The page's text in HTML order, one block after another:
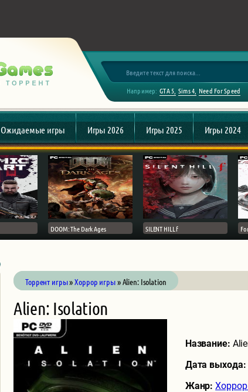
Например: GTA 5 Sims 4 Need For Speed
Ожидаемые игры Игры 2026 Игры 2025 Игры 2024
DOOM: The Dark Ages SILENT HILL f
Торрент игры»Хоррор игры» Alien: Isolation
Alien: Isolation
Название:
Дата выхода:
Жанр: